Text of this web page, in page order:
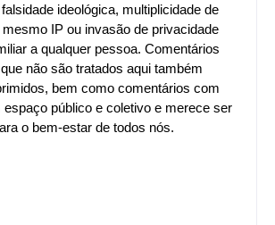
ideológica, multiplicidade de
IP ou invasão de privacidade
a qualquer pessoa. Comentários
não são tratados aqui também
bem como comentários com
espaço público e coletivo e merece ser
o bem-estar de todos nós.